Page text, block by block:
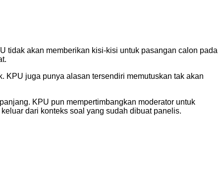
tidak akan memberikan kisi-kisi untuk pasangan calon pada
KPU juga punya alasan tersendiri memutuskan tak akan
KPU pun mempertimbangkan moderator untuk
dari konteks soal yang sudah dibuat panelis.